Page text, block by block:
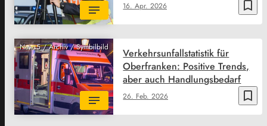
bookmark_border
16. Apr. 2026
News5 / Archiv / Symbilbild
bookmark_border
26. Feb. 2026
Verkehrsunfallstatistik für
Oberfranken: Positive Trends,
aber auch Handlungsbedarf